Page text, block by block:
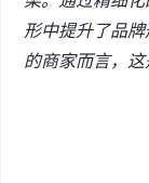
形中提升了品
的商家而言，这